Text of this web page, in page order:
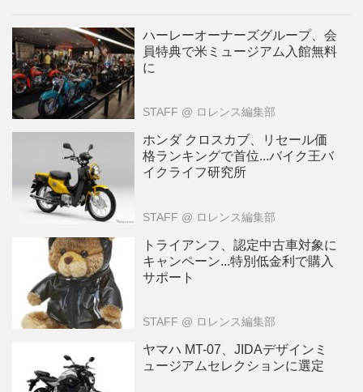
ハーレーオーナーズグループ、会
員特典で米ミュージアム入館無料
に
STAFF @ ロレンス編集部
ホンダ クロスカブ、リセール価
格ランキングで首位...バイク王バ
イクライフ研究所
STAFF @ ロレンス編集部
トライアンフ、認定中古車対象に
キャンペーン...特別低金利で購入
サポート
STAFF @ ロレンス編集部
ヤマハ MT-07、JIDAデザインミ
ュージアムセレクションに選定